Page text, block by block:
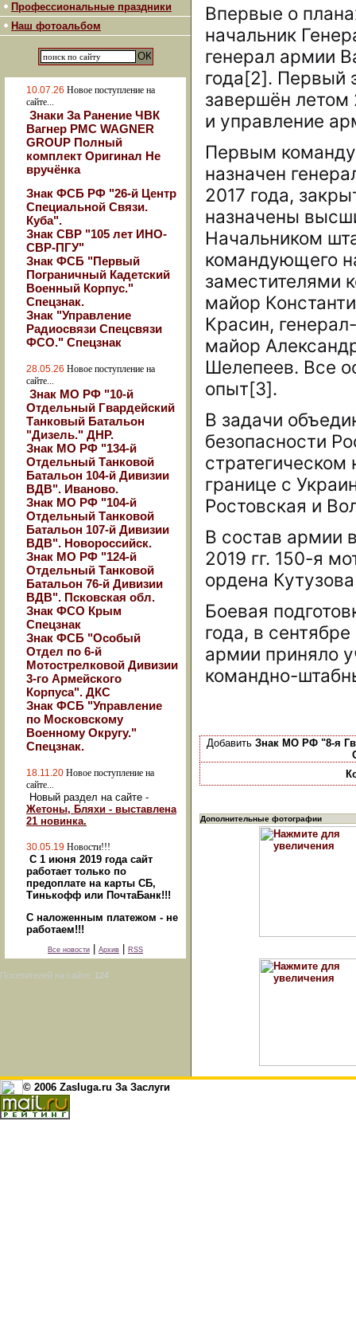
Профессиональные праздники
Наш фотоальбом
10.07.26 Новое поступление на
сайте...
Знаки За Ранение ЧВК
Вагнер РМС WAGNER
GROUP Полный
комплект Оригинал Не
вручёнка
Знак ФСБ РФ "26-й Центр
Специальной Связи.
Куба".
Знак СВР "105 лет ИНО-
СВР-ПГУ"
Знак ФСБ "Первый
Пограничный Кадетский
Военный Корпус."
Спецзнак.
Знак "Управление
Радиосвязи Спецсвязи
ФСО." Спецзнак
28.05.26 Новое поступление на
сайте...
Знак МО РФ "10-й
Отдельный Гвардейский
Танковый Батальон
"Дизель." ДНР.
Знак МО РФ "134-й
Отдельный Танковой
Батальон 104-й Дивизии
ВДВ". Иваново.
Знак МО РФ "104-й
Отдельный Танковой
Батальон 107-й Дивизии
ВДВ". Новороссийск.
Знак МО РФ "124-й
Отдельный Танковой
Батальон 76-й Дивизии
ВДВ". Псковская обл.
Знак ФСО Крым
Спецзнак
Знак ФСБ "Особый
Отдел по 6-й
Мотострелковой Дивизии
3-го Армейского
Корпуса". ДКС
Знак ФСБ "Управление
по Московскому
Военному Округу."
Спецзнак.
18.11.20 Новое поступление на
сайте...
Новый раздел на сайте -
Жетоны, Бляхи - выставлена
21 новинка.
30.05.19 Новости!!!
С 1 июня 2019 года сайт
работает только по
предоплате на карты СБ,
Тинькофф или ПочтаБанк!!!
С наложенным платежом - не
работаем!!!
Все новости Архив RSS
Посетителей на сайте: 124
Впервые о
начальник
генерал армии
года[2]. Первый
завершён летом
и управление
Первым
назначен
2017 года,
назначены
Начальником
командующего
заместителями
майор
Красин,
майор
Шелепеев. Все
опыт[3].
В задачи
безопасности
границе с
Ростовская и
В состав армии
2019 гг. 150-я
ордена
Боевая
года, в
армии приняло
командно-
Добавить Знак МО РФ "8-я
Дополнительные фотографии
© 2006 Zasluga.ru За Заслуги